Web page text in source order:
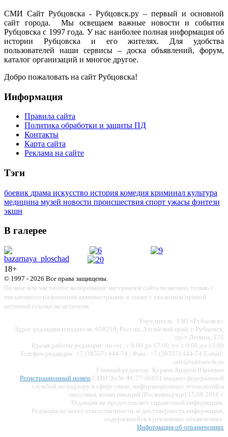
СМИ Сайт Рубцовска - Рубцовск.ру – первый и основной
сайт города. Мы освещаем важные новости и события
Рубцовска с 1997 года. У нас наиболее полная информация об
истории Рубцовска и его жителях. Для удобства
пользователей наши сервисы – доска объявлений, форум,
каталог организаций и многое другое.
Добро пожаловать на сайт Рубцовска!
Информация
Правила сайта
Политика обработки и защиты ПД
Контакты
Карта сайта
Реклама на сайте
Тэги
боевик драма искусство история комедия криминал культура
медицина музей новости происшествия спорт ужасы фэнтези
экшн
В галерее
18+
© 1997 - 2026 Все права защищены.
Полное или частичное копирование материалов сайта возможно только с
письменного разрешения администрации, а также с указанием прямой
активной ссылки на источник.
Учредитель: ЗАО «Рубцовск»
Адрес редакции и издателя: 658210, Россия, Алтайский край, г. Рубцовск,
пр-т Ленина, 171
Время работы редакции: пн.-чт., с 9.00 до 17.00, пт. с 9.00 до 13.00
Телефон редакции: +7 (38557) 444-74 | Факс: +7 (38557) 444-74 E-mail:
sale@rubtsovsk.ru
Главный редактор: Курков Андрей Юрьевич
Регистрационный номер СМИ Эл № ФС77-66851 выдано федеральной
службой по надзору в сфере связи, информационных технологий и
массовых коммуникаций (Роскомнадзор) 15.08.2016 г.
Редакция не предоставляет справочной информации.
Редакция не несет ответственности за достоверность информации,
содержащейся в рекламных объявлениях.
Информация об ограничениях